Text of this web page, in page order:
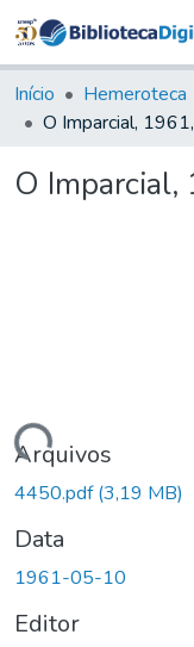
Início Hemeroteca
O Imparcial,
O
Arquivos
4450.pdf(3,19 MB)
Data
1961-05-10
Editor